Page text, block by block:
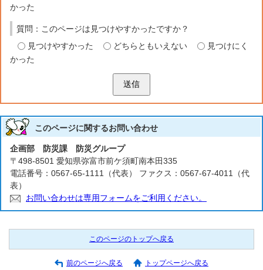
かった
質問：このページは見つけやすかったですか？
見つけやすかった
どちらともいえない
見つけにく
かった
送信
このページに関するお問い合わせ
企画部 防災課 防災グループ
〒498-8501 愛知県弥富市前ケ須町南本田335
電話番号：0567-65-1111（代表） ファクス：0567-67-4011（代
表）
お問い合わせは専用フォームをご利用ください。
このページのトップへ戻る
前のページへ戻る トップページへ戻る